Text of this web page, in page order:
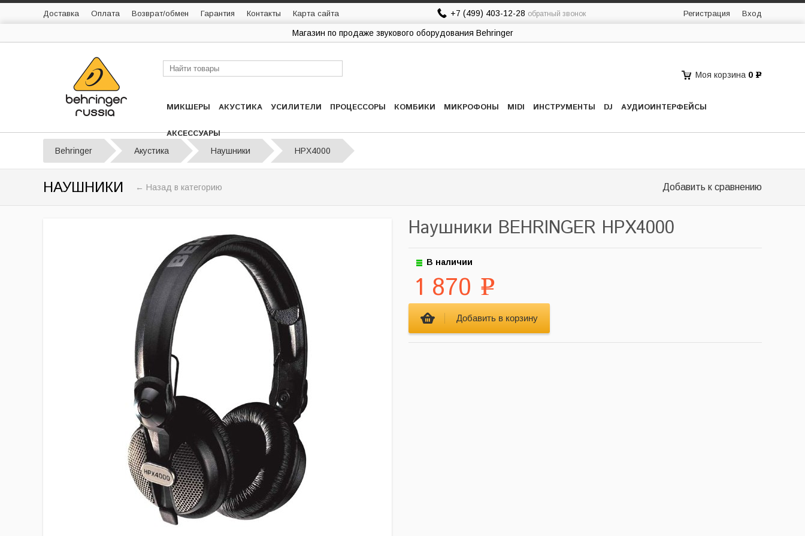
Доставка Оплата Возврат/обмен Гарантия Контакты Карта сайта +7 (499) 403-12-28 обратный звонок Регистрация Вход
Магазин по продаже звукового оборудования Behringer
МИКШЕРЫ АКУСТИКА УСИЛИТЕЛИ ПРОЦЕССОРЫ КОМБИКИ МИКРОФОНЫ MIDI ИНСТРУМЕНТЫ DJ АУДИОИНТЕРФЕЙСЫ
АКСЕССУАРЫ
Моя корзина 0 Р
Behringer Акустика Наушники HPX4000
НАУШНИКИ ← Назад в категорию Добавить к сравнению
Наушники BEHRINGER HPX4000
В наличии
1 870 Р